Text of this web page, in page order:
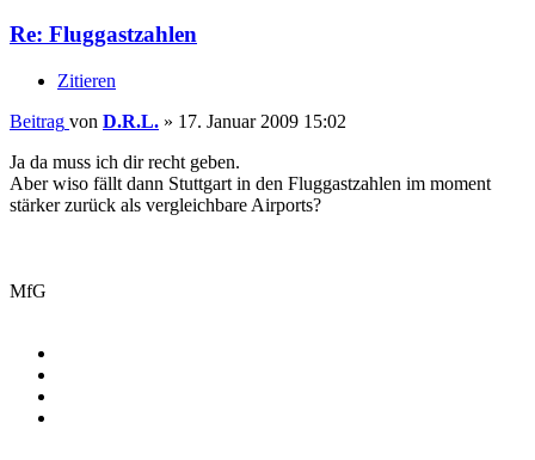
Re: Fluggastzahlen
Zitieren
Beitrag von D.R.L. » 17. Januar 2009 15:02
Ja da muss ich dir recht geben.
Aber wiso fällt dann Stuttgart in den Fluggastzahlen im moment
stärker zurück als vergleichbare Airports?
MfG